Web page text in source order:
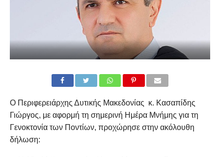
Ο Περιφερειάρχης Δυτικής Μακεδονίας κ. Κασαπίδης
Γιώργος, με αφορμή τη σημερινή Ημέρα Μνήμης για τη
Γενοκτονία των Ποντίων, προχώρησε στην ακόλουθη
δήλωση: